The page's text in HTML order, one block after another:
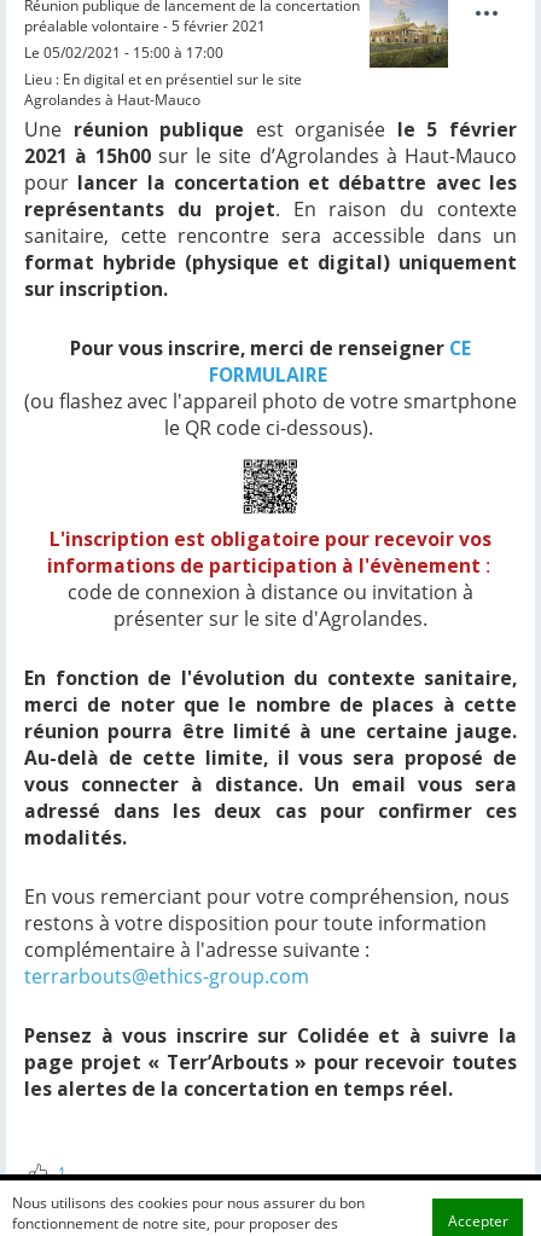
Réunion publique de lancement de la concertation
préalable volontaire - 5 février 2021
Le 05/02/2021 - 15:00 à 17:00
Lieu : En digital et en présentiel sur le site
Agrolandes à Haut-Mauco
Une réunion publique est organisée le 5 février
2021 à 15h00sur le site d’Agrolandes à Haut-Mauco
pour lancer la concertation et débattre avec les
représentants du projet. En raison du contexte
sanitaire, cette rencontre sera accessible dans un
format hybride (physique et digital) uniquement
sur inscription.
Pour vous inscrire, merci de renseigner CE
FORMULAIRE
(ou flashez avec l'appareil photo de votre smartphone
le QR code ci-dessous).
L'inscription est obligatoire pour recevoir vos
informations de participation à l'évènement :
code de connexion à distance ou invitation à
présenter sur le site d'Agrolandes.
En fonction de l'évolution du contexte sanitaire,
merci de noter que le nombre de places à cette
réunion pourra être limité à une certaine jauge.
Au-delà de cette limite, il vous sera proposé de
vous connecter à distance. Un email vous sera
adressé dans les deux cas pour confirmer ces
modalités.
En vous remerciant pour votre compréhension, nous
restons à votre disposition pour toute information
complémentaire à l'adresse suivante :
terrarbouts@ethics-group.com
Pensez à vous inscrire sur Colidée et à suivre la
page projet « Terr’Arbouts » pour recevoir toutes
les alertes de la concertation en temps réel.
1
Nous utilisons des cookies pour nous assurer du bon
fonctionnement de notre site, pour proposer des
Accepter